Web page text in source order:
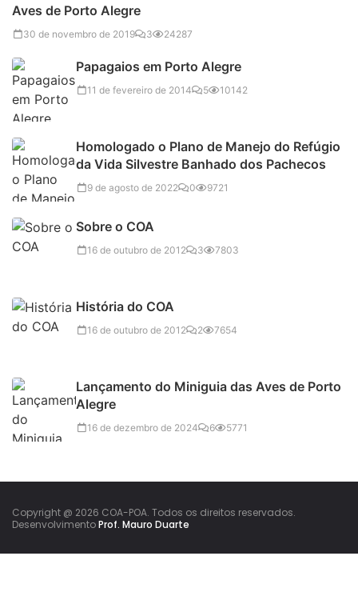
Aves de Porto Alegre
30 de novembro de 2019 3 24287
Papagaios em Porto Alegre
11 de fevereiro de 2014 5 10142
Homologado o Plano de Manejo do Refúgio
da Vida Silvestre Banhado dos Pachecos
9 de agosto de 2022 0 9721
Sobre o COA
16 de outubro de 2012 3 7803
História do COA
16 de outubro de 2012 2 7654
Lançamento do Miniguia das Aves de Porto
Alegre
16 de dezembro de 2024 6 5771
Copyright @ 2026 COA-POA. Todos os direitos reservados.
DesenvolvimentoProf. Mauro Duarte